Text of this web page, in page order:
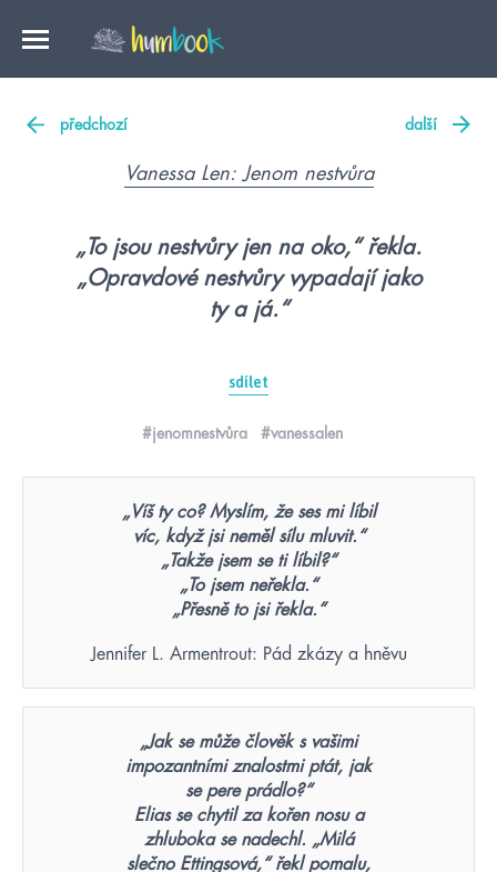
předchozí další
Vanessa Len: Jenom nestvůra
„To jsou nestvůry jen na oko,“ řekla.
„Opravdové nestvůry vypadají jako
ty a já.“
sdílet
#jenomnestvůra #vanessalen
„Víš ty co? Myslím, že ses mi líbil
víc, když jsi neměl sílu mluvit.“
„Takže jsem se ti líbil?“
„To jsem neřekla.“
„Přesně to jsi řekla.“
Jennifer L. Armentrout: Pád zkázy a hněvu
„Jak se může člověk s vašimi
impozantními znalostmi ptát, jak
se pere prádlo?“
Elias se chytil za kořen nosu a
zhluboka se nadechl. „Milá
slečno Ettingsová,“ řekl pomalu,